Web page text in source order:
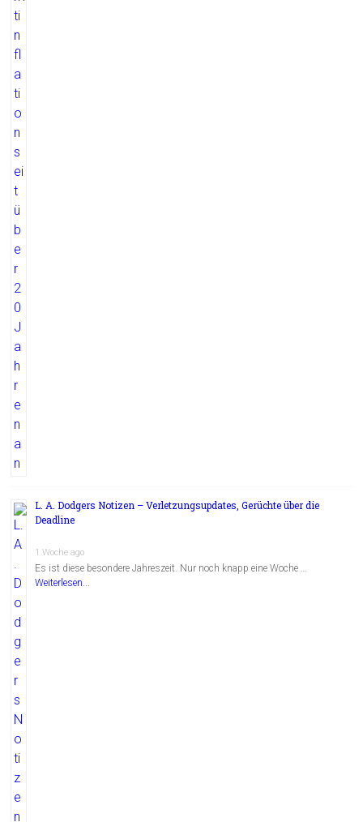
L. A. Dodgers Notizen – Verletzungsupdates, Gerüchte über die
Deadline
1 Woche ago
Es ist diese besondere Jahreszeit. Nur noch knapp eine Woche …
Weiterlesen...